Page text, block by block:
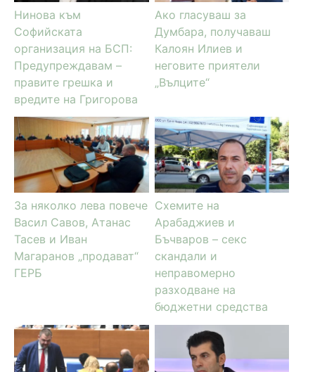
Нинова към
Софийската
организация на БСП:
Предупреждавам –
правите грешка и
вредите на Григорова
Ако гласуваш за
Думбара, получаваш
Калоян Илиев и
неговите приятели
„Вълците“
За няколко лева повече
Васил Савов, Атанас
Тасев и Иван
Магаранов „продават“
ГЕРБ
Схемите на
Арабаджиев и
Бъчваров – секс
скандали и
неправомерно
разходване на
бюджетни средства